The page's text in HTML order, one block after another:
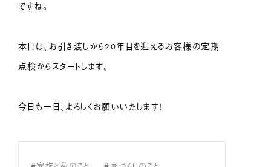
ですね。
本日は、お引き渡しから20年目を迎えるお客様の定期
点検からスタートします。
今日も一日、よろしくお願いいたします！